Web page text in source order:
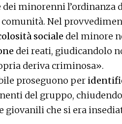
minorenni l’ordinanza
Nel
sociale del minore
dei reati, giudicandolo
deriva criminosa».
proseguono per
del gruppo,
giovanili che si era